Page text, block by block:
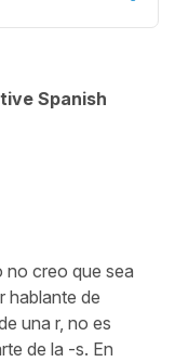
Spanish
no creo que sea
hablante de
una r, no es
de la -s. En